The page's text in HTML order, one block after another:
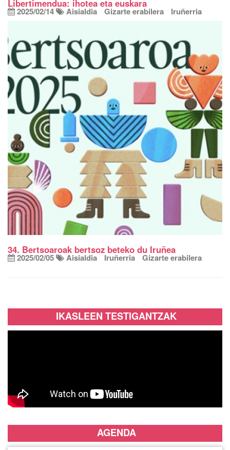
Libertimendua: ihotea eta euskara
2025/02/14 Aisialdia Gizarte erabilera Iruñerria
34. Bertsoaroak bertsoz beteko du Iruñea
2025/02/05 Aisialdia Iruñerria Gizarte erabilera
IKASLEEN TESTIGANTZAK
AGENDA